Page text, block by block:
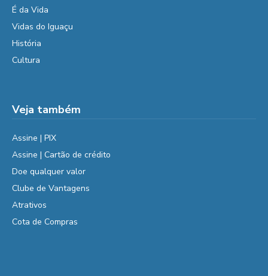
É da Vida
Vidas do Iguaçu
História
Cultura
Veja também
Assine | PIX
Assine | Cartão de crédito
Doe qualquer valor
Clube de Vantagens
Atrativos
Cota de Compras